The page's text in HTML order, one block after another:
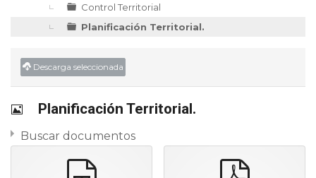
Control Territorial
Planificación Territorial.
Descarga seleccionada
Imagen
Planificación Territorial.
Buscar documentos